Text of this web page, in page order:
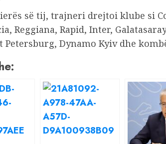
së tij, trajneri drejtoi klube si
Reggiana, Rapid, Inter,
Petersburg, Dynamo Kyiv dhe